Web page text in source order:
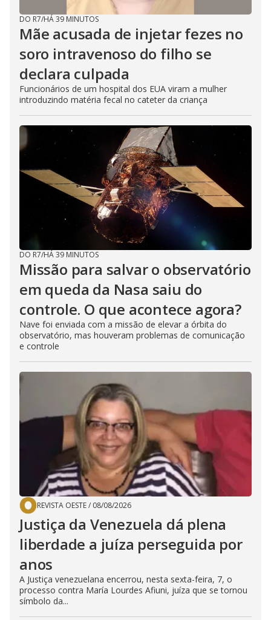
DO R7/HÁ 39 MINUTOS
Mãe acusada de injetar fezes no
soro intravenoso do filho se
declara culpada
Funcionários de um hospital dos EUA viram a mulher
introduzindo matéria fecal no cateter da criança
DO R7/HÁ 39 MINUTOS
Missão para salvar o observatório
em queda da Nasa saiu do
controle. O que acontece agora?
Nave foi enviada com a missão de elevar a órbita do
observatório, mas houveram problemas de comunicação
e controle
REVISTA OESTE/ 08/08/2026
Justiça da Venezuela dá plena
liberdade a juíza perseguida por
anos
A Justiça venezuelana encerrou, nesta sexta-feira, 7, o
processo contra María Lourdes Afiuni, juíza que se tornou
símbolo da...